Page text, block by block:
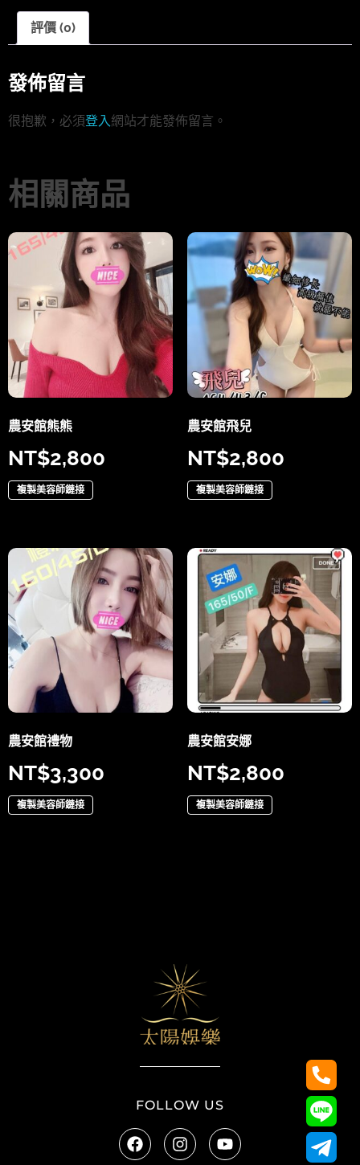
評價 (0)
發佈留言
很抱歉，必須登入網站才能發佈留言。
相關商品
農安館熊熊
NT$2,800
複製美容師鏈接
農安館飛兒
NT$2,800
複製美容師鏈接
農安館禮物
NT$3,300
複製美容師鏈接
農安館安娜
NT$2,800
複製美容師鏈接
FOLLOW US